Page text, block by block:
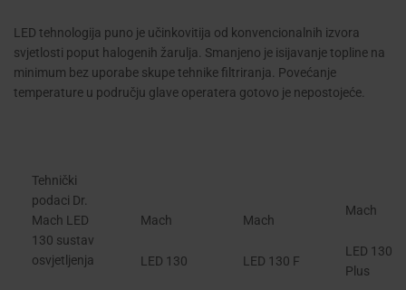
LED tehnologija puno je učinkovitija od konvencionalnih izvora
svjetlosti poput halogenih žarulja. Smanjeno je isijavanje topline na
minimum bez uporabe skupe tehnike filtriranja. Povećanje
temperature u području glave operatera gotovo je nepostojeće.
Tehnički
podaci Dr.
Mach LED
130 sustav
osvjetljenja
Mach
LED 130
Mach
LED 130 F
Mach
LED 130
Plus